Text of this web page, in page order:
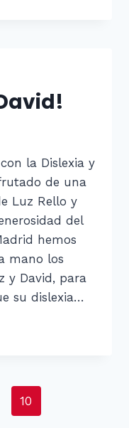
la Dislexia y
de una
Luz Rello y
del
hemos
mano los
y David, para
su dislexia…
10